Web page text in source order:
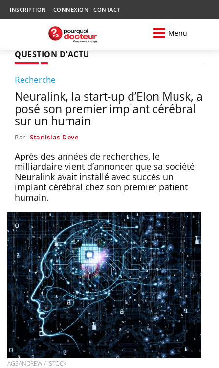
INSCRIPTION CONNEXION CONTACT
Menu
QUESTION D'ACTU
Recherche
Neuralink, la start-up d’Elon Musk, a
posé son premier implant cérébral
sur un humain
Par Stanislas Deve
Après des années de recherches, le
milliardaire vient d’annoncer que sa société
Neuralink avait installé avec succès un
implant cérébral chez son premier patient
humain.
AGSANDREW / ISTOCK